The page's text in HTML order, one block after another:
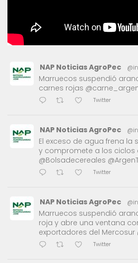
NAP Noticias AgroPec
Marruecos suspendió
carnes rojas
Twitter
NAP Noticias AgroPec
El exceso de agua frena la
y compromete a los ciclos
@Bolsadecereales
Twitter
NAP Noticias AgroPec
Marruecos suspendió
roja y abre una ventana
exportadores del Mercosur
Twitter